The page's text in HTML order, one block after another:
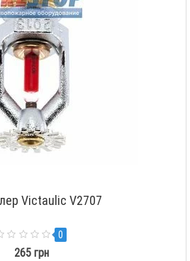
Victaulic V2707
0
265 грн